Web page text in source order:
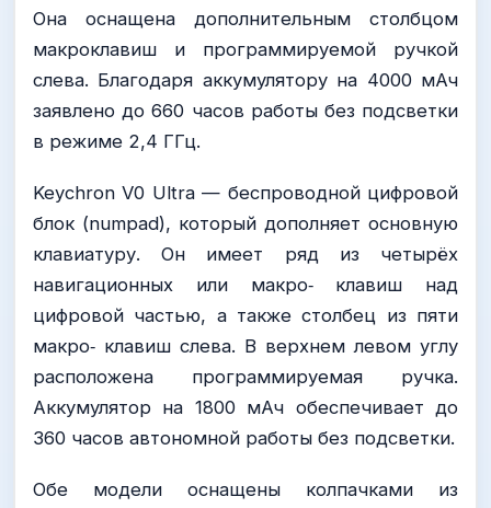
Она оснащена дополнительным столбцом
макроклавиш и программируемой ручкой
слева. Благодаря аккумулятору на 4000 мАч
заявлено до 660 часов работы без подсветки
в режиме 2,4 ГГц.
Keychron V0 Ultra — беспроводной цифровой
блок (numpad), который дополняет основную
клавиатуру. Он имеет ряд из четырёх
навигационных или макро‑ клавиш над
цифровой частью, а также столбец из пяти
макро‑ клавиш слева. В верхнем левом углу
расположена программируемая ручка.
Аккумулятор на 1800 мАч обеспечивает до
360 часов автономной работы без подсветки.
Обе модели оснащены колпачками из